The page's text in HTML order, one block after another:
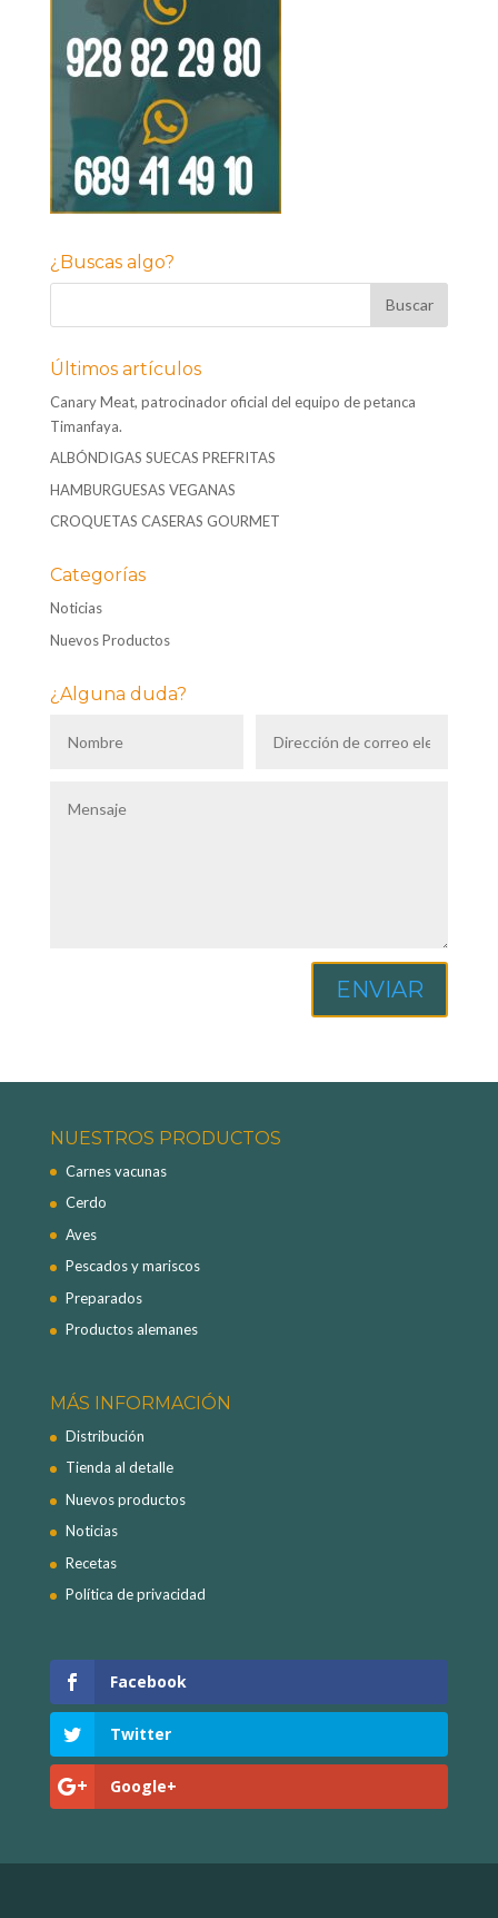
¿Buscas algo?
Últimos artículos
Canary Meat, patrocinador oficial del equipo de petanca
Timanfaya.
ALBÓNDIGAS SUECAS PREFRITAS
HAMBURGUESAS VEGANAS
CROQUETAS CASERAS GOURMET
Categorías
Noticias
Nuevos Productos
¿Alguna duda?
ENVIAR
NUESTROS PRODUCTOS
Carnes vacunas
Cerdo
Aves
Pescados y mariscos
Preparados
Productos alemanes
MÁS INFORMACIÓN
Distribución
Tienda al detalle
Nuevos productos
Noticias
Recetas
Política de privacidad
Facebook
Twitter
Google+